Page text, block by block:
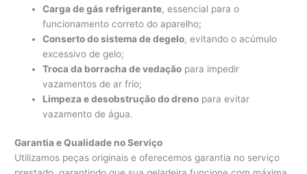
Carga de gás refrigerante, essencial para o
funcionamento correto do aparelho;
Conserto do sistema de degelo, evitando o acúmulo
excessivo de gelo;
Troca da borracha de vedação para impedir
vazamentos de ar frio;
Limpeza e desobstrução do dreno para evitar
vazamento de água.
Garantia e Qualidade no Serviço
Utilizamos peças originais e oferecemos garantia no serviço